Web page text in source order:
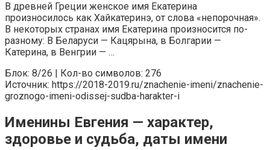
В древней Греции женское имя Екатерина
произносилось как Хайкатеринэ, от слова «непорочная».
В некоторых странах имя Екатерина произносится по-
разному: В Беларуси — Кацярына, в Болгарии —
Катерина, в Венгрии — …
Блок: 8/26 | Кол-во символов: 276
Источник: https://2018-2019.ru/znachenie-imeni/znachenie-
groznogo-imeni-odissej-sudba-harakter-i
Именины Евгения — характер,
здоровье и судьба, даты имени